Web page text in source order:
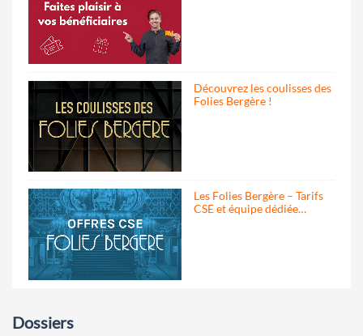
Découvrez les coulisses des
Folies Bergère !
Les Folies Bergère – Tarifs
CSE et équipe dédiée…
Dossiers